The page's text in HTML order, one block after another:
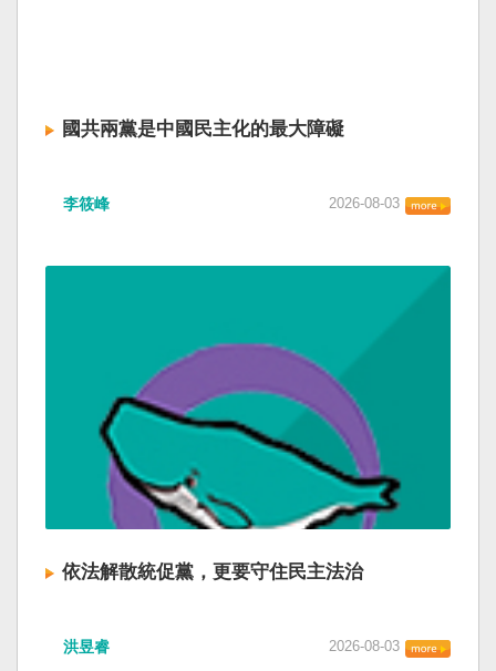
國共兩黨是中國民主化的最大障礙
李筱峰 2026-08-03
依法解散統促黨，更要守住民主法治
洪昱睿 2026-08-03